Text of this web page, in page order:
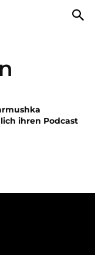
ihren Podcast